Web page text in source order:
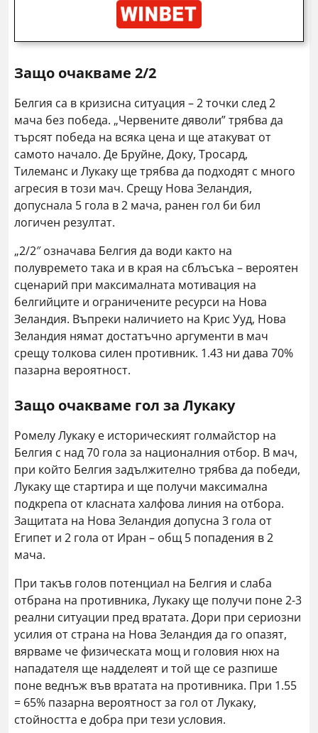
Защо очакваме 2/2
Белгия са в кризисна ситуация – 2 точки след 2
мача без победа. „Червените дяволи” трябва да
търсят победа на всяка цена и ще атакуват от
самото начало. Де Бруйне, Доку, Тросард,
Тилеманс и Лукаку ще трябва да подходят с много
агресия в този мач. Срещу Нова Зеландия,
допуснала 5 гола в 2 мача, ранен гол би бил
логичен резултат.
„2/2″ означава Белгия да води както на
полувремето така и в края на сблъсъка – вероятен
сценарий при максималната мотивация на
белгийците и ограничените ресурси на Нова
Зеландия. Въпреки наличието на Крис Ууд, Нова
Зеландия нямат достатъчно аргументи в мач
срещу толкова силен противник. 1.43 ни дава 70%
пазарна вероятност.
Защо очакваме гол за Лукаку
Ромелу Лукаку е историческият голмайстор на
Белгия с над 70 гола за националния отбор. В мач,
при който Белгия задължително трябва да победи,
Лукаку ще стартира и ще получи максимална
подкрепа от класната халфова линия на отбора.
Защитата на Нова Зеландия допусна 3 гола от
Египет и 2 гола от Иран – общ 5 попадения в 2
мача.
При такъв голов потенциал на Белгия и слаба
отбрана на противника, Лукаку ще получи поне 2-3
реални ситуации пред вратата. Дори при сериозни
усилия от страна на Нова Зеландия да го опазят,
вярваме че физическата мощ и головия нюх на
нападателя ще надделеят и той ще се разпише
поне веднъж във вратата на противника. При 1.55
= 65% пазарна вероятност за гол от Лукаку,
стойността е добра при тези условия.